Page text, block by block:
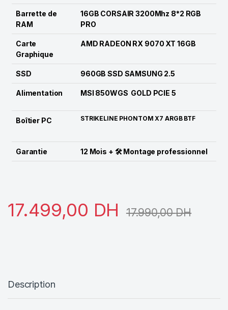
Barrette de
RAM
16GB CORSAIR 3200Mhz 8*2 RGB
PRO
Carte
Graphique
AMD RADEON RX 9070 XT 16GB
SSD 960GB SSD SAMSUNG 2.5
Alimentation MSI 850WGS GOLD PCIE 5
Boîtier PC STRIKELINE PHONTOM X7 ARGB BTF
Garantie 12 Mois + 🛠️ Montage professionnel
17.499,00 DH 17.990,00DH
Description